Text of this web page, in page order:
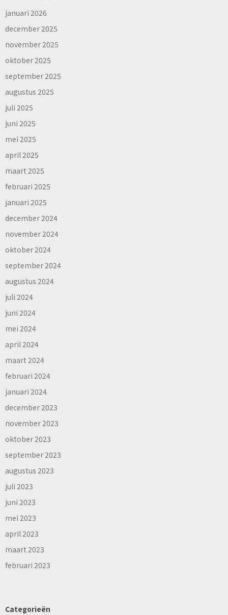
januari 2026
december 2025
november 2025
oktober 2025
september 2025
augustus 2025
juli 2025
juni 2025
mei 2025
april 2025
maart 2025
februari 2025
januari 2025
december 2024
november 2024
oktober 2024
september 2024
augustus 2024
juli 2024
juni 2024
mei 2024
april 2024
maart 2024
februari 2024
januari 2024
december 2023
november 2023
oktober 2023
september 2023
augustus 2023
juli 2023
juni 2023
mei 2023
april 2023
maart 2023
februari 2023
Categorieën